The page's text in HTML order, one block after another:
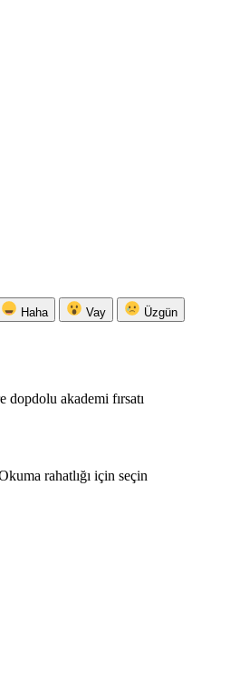
Haha Vay Üzgün
dopdolu akademi fırsatı
rahatlığı için seçin